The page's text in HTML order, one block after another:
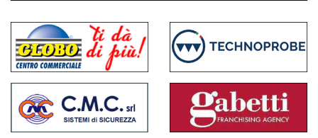
commenti
Contenuti
del
sito